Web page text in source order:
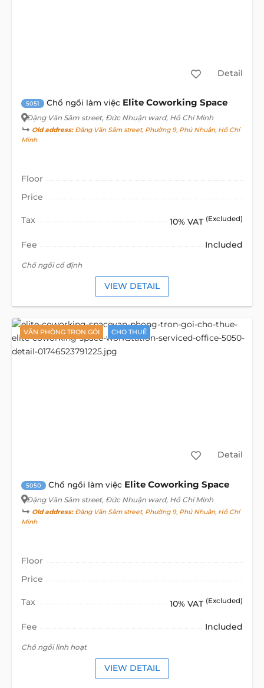
Detail
5051 Chổ ngồi làm việc Elite Coworking Space
Đặng Văn Sâm street, Đức Nhuận ward, Hồ Chí Minh
Old address:Đặng Văn Sâm street, Phường 9, Phú Nhuận, Hồ Chí
Minh
Floor
Price
Tax 10% VAT (Excluded)
Fee Included
Chổ ngồi cố định
VIEW DETAIL
VĂN PHÒNG TRỌN GÓI CHO THUÊ
Detail
5050 Chổ ngồi làm việc Elite Coworking Space
Đặng Văn Sâm street, Đức Nhuận ward, Hồ Chí Minh
Old address:Đặng Văn Sâm street, Phường 9, Phú Nhuận, Hồ Chí
Minh
Floor
Price
Tax 10% VAT (Excluded)
Fee Included
Chổ ngồi linh hoạt
VIEW DETAIL